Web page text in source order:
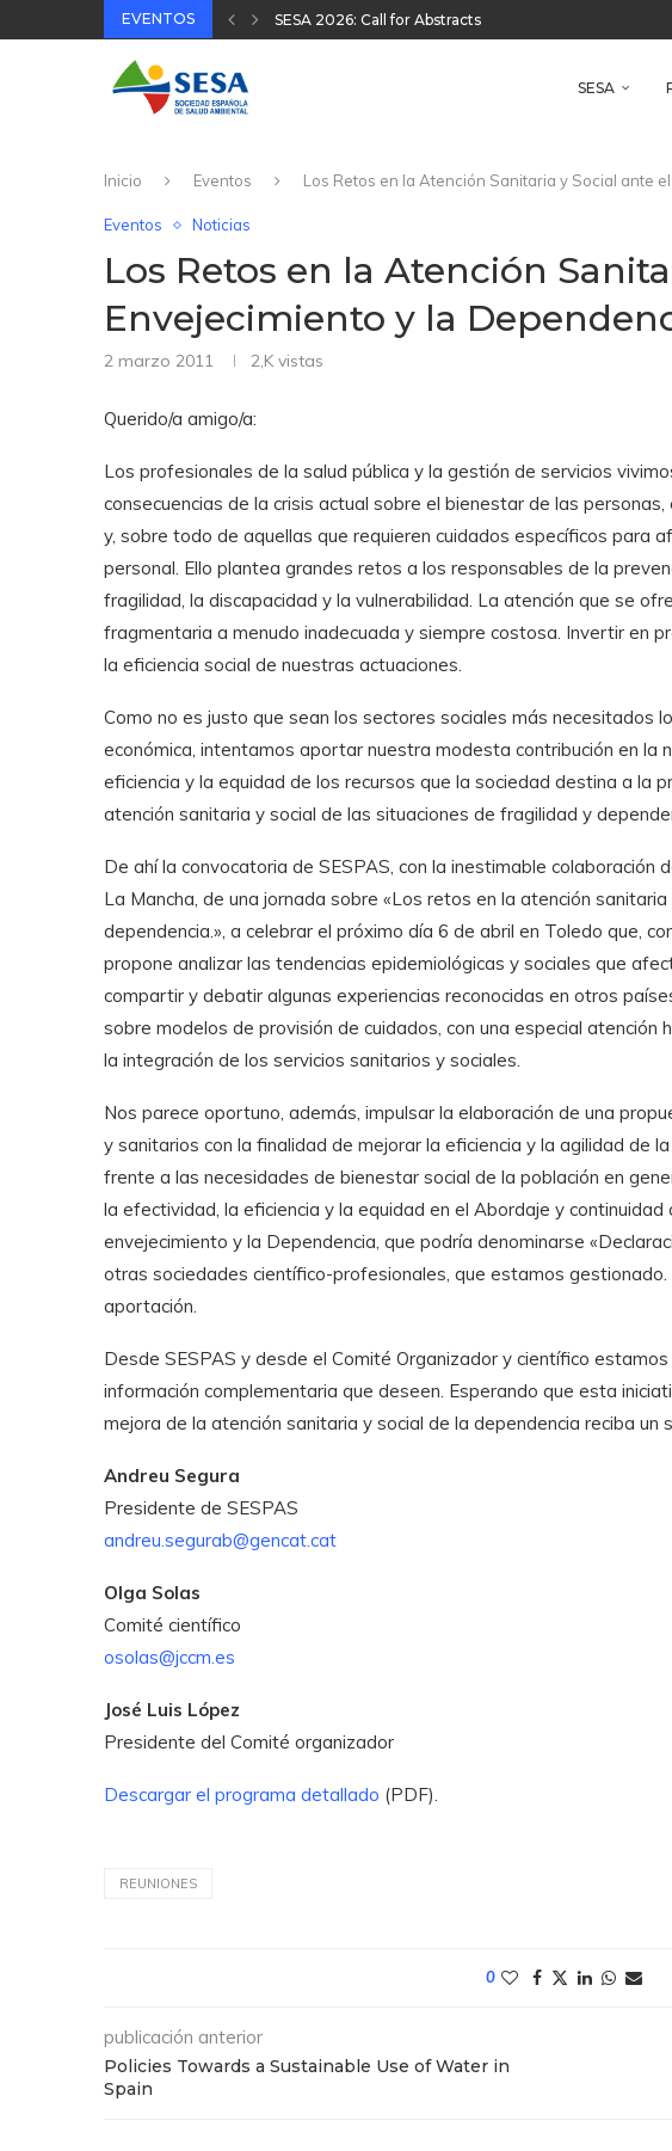
EVENTOS XVIII Congreso Español y VIII Congreso
SESA
Inicio Eventos Los Retos en la Atención Sanitaria y Social ante
Eventos Noticias
Los Retos en la Atención
Envejecimiento y la
2 marzo 2011 2,K vistas
Querido/a amigo/a:
Los profesionales de la salud pública y la gestión de servicios
consecuencias de la crisis actual sobre el bienestar de las
y, sobre todo de aquellas que requieren cuidados específicos para
personal. Ello plantea grandes retos a los responsables de la
fragilidad, la discapacidad y la vulnerabilidad. La atención que se
fragmentaria a menudo inadecuada y siempre costosa. Invertir en
la eficiencia social de nuestras actuaciones.
Como no es justo que sean los sectores sociales más necesitados
económica, intentamos aportar nuestra modesta contribución en la
eficiencia y la equidad de los recursos que la sociedad destina a la
atención sanitaria y social de las situaciones de fragilidad y
De ahí la convocatoria de SESPAS, con la inestimable colaboración
La Mancha, de una jornada sobre «Los retos en la atención
dependencia.», a celebrar el próximo día 6 de abril en Toledo que,
propone analizar las tendencias epidemiológicas y sociales que
compartir y debatir algunas experiencias reconocidas en otros
sobre modelos de provisión de cuidados, con una especial atención
la integración de los servicios sanitarios y sociales.
Nos parece oportuno, además, impulsar la elaboración de una
y sanitarios con la finalidad de mejorar la eficiencia y la agilidad de
frente a las necesidades de bienestar social de la población en
la efectividad, la eficiencia y la equidad en el Abordaje y
envejecimiento y la Dependencia, que podría denominarse
otras sociedades científico-profesionales, que estamos
aportación.
Desde SESPAS y desde el Comité Organizador y científico
información complementaria que deseen. Esperando que esta
mejora de la atención sanitaria y social de la dependencia reciba un
Andreu Segura
Presidente de SESPAS
andreu.segurab@gencat.cat
Olga Solas
Comité científico
osolas@jccm.es
José Luis López
Presidente del Comité organizador
Descargar el programa detallado (PDF).
REUNIONES
0
publicación anterior
Policies Towards a Sustainable Use of Water in
Spain